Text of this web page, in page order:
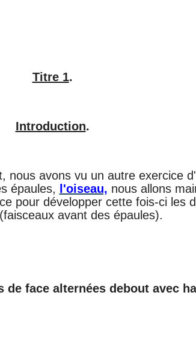
Titre 1.
Introduction.
nous avons vu un autre exercice
épaules,
l'oiseau, nous allons
pour développer cette fois-ci les
avant des épaules).
de face alternées debout avec